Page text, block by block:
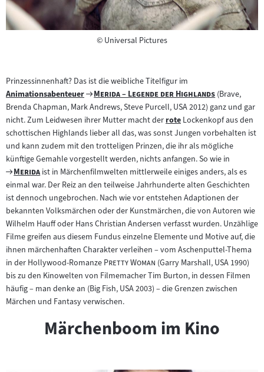
©Copyright
Universal Pictures
Prinzessinnenhaft? Das ist die weibliche Titelfigur im
Zum
Inhalt:
Animationsabenteuer
Zum
Filmarchiv:
"
Merida – Legende der Highlands"(Brave,
Brenda Chapman, Mark Andrews, Steve Purcell, USA 2012) ganz und gar
nicht. Zum Leidwesen ihrer Mutter macht derZum
Inhalt:
rote Lockenkopf aus den
schottischen Highlands lieber all das, was sonst Jungen vorbehalten ist
und kann zudem mit den trotteligen Prinzen, die ihr als mögliche
künftige Gemahle vorgestellt werden, nichts anfangen. So wie in
Zum
Filmarchiv:
"
Merida"ist in Märchenfilmwelten mittlerweile einiges anders, als es
einmal war. Der Reiz an den teilweise Jahrhunderte alten Geschichten
ist dennoch ungebrochen. Nach wie vor entstehen Adaptionen der
bekannten Volksmärchen oder der Kunstmärchen, die von Autoren wie
Wilhelm Hauff oder Hans Christian Andersen verfasst wurden. Unzählige
Filme greifen aus diesem Fundus einzelne Elemente und Motive auf, die
ihnen märchenhaften Charakter verleihen – vom Aschenputtel-Thema
in der Hollywood-Romanze "Pretty Woman "(Garry Marshall, USA 1990)
bis zu den Kinowelten von Filmemacher Tim Burton, in dessen Filmen
häufig – man denke an (Big Fish, USA 2003) – die Grenzen zwischen
Märchen und Fantasy verwischen.
Märchenboom im Kino